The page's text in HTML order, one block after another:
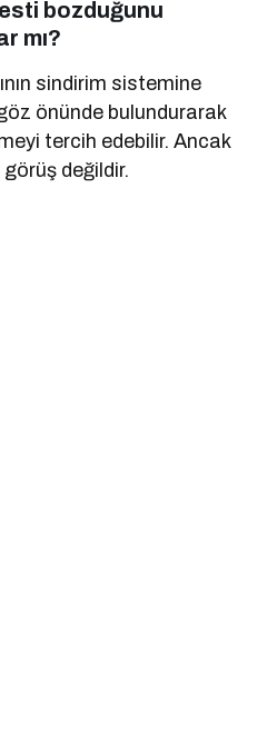
bozduğunu
mı?
sindirim sistemine
önünde bulundurarak
tercih edebilir. Ancak
değildir.